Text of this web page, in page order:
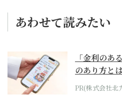
あわせて読みたい
「金利のあ
のあり方と
PR(株式会社北